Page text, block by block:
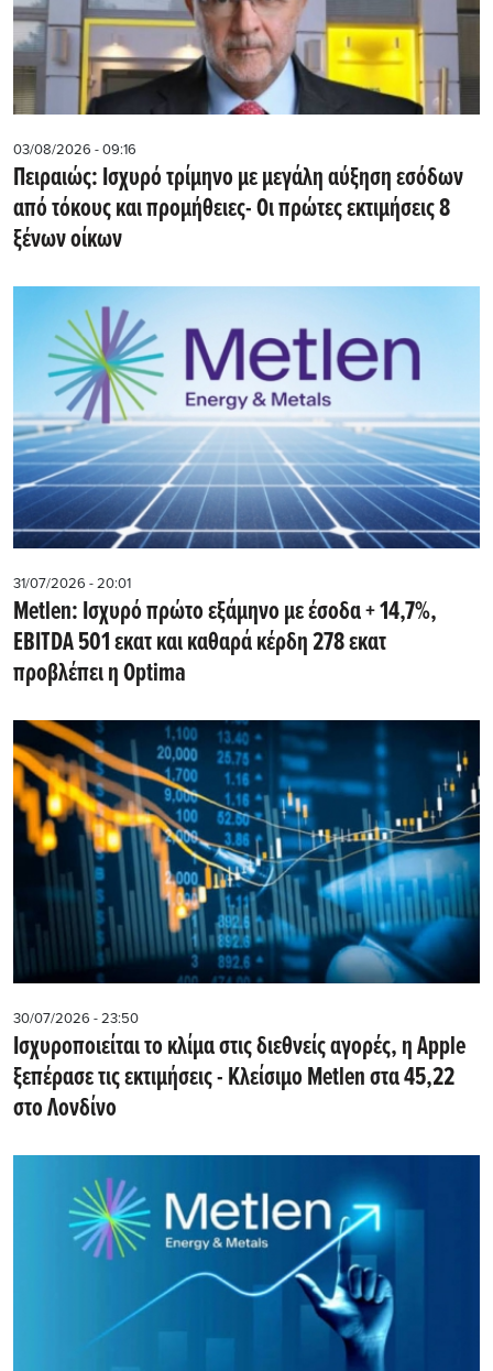
03/08/2026 - 09:16
Πειραιώς: Ισχυρό τρίμηνο με μεγάλη αύξηση εσόδων
από τόκους και προμήθειες- Oι πρώτες εκτιμήσεις 8
ξένων οίκων
31/07/2026 - 20:01
Metlen: Iσχυρό πρώτο εξάμηνο με έσοδα + 14,7%,
EBITDA 501 εκατ και καθαρά κέρδη 278 εκατ
προβλέπει η Optima
30/07/2026 - 23:50
Iσχυροποιείται το κλίμα στις διεθνείς αγορές, η Apple
ξεπέρασε τις εκτιμήσεις - Kλείσιμο Metlen στα 45,22
στο Λονδίνο